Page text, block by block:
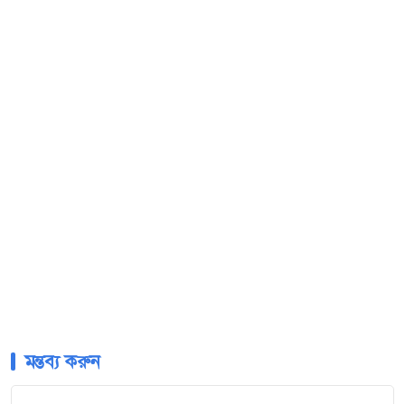
মন্তব্য করুন